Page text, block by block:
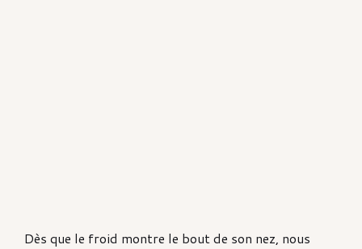
Dès que le froid montre le bout de son nez, nous